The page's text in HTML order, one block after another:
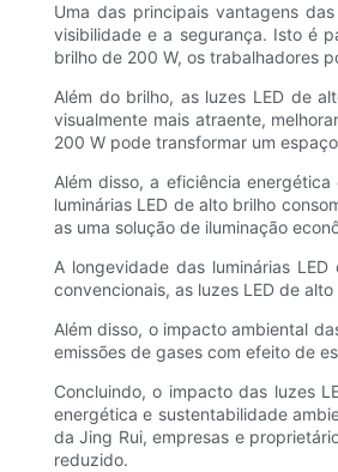
Uma das principais vantagens
visibilidade e a segurança. Isto é
brilho de 200 W, os trabalhadores
Além do brilho, as luzes LED de
visualmente mais atraente,
200 W pode transformar um
Além disso, a eficiência
luminárias LED de alto brilho
as uma solução de iluminação
A longevidade das luminárias
convencionais, as luzes LED de
Além disso, o impacto ambiental
emissões de gases com efeito de
Concluindo, o impacto das luzes
energética e sustentabilidade
da Jing Rui, empresas e
reduzido.